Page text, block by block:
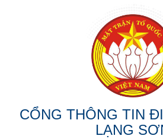
CỔNG THÔNG TIN
LẠNG